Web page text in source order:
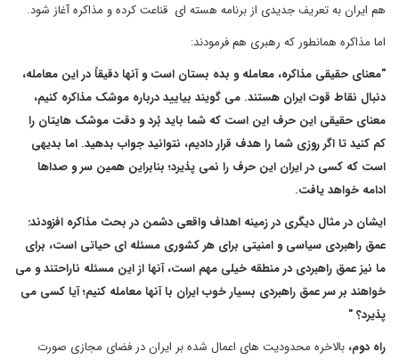
هم ایران به تعریف جدیدی از برنامه هسته ای قناعت کرده و مذاکره آغاز شود.
اما مذاکره همانطور که رهبری هم فرمودند:
"معنای حقیقی مذاکره، معامله و بده بستان است و آنها دقیقاً در این معامله،
دنبال نقاط قوت ایران هستند. می گویند بیایید درباره موشک مذاکره کنیم،
معنای حقیقی این حرف این است که شما باید بُرد و دقت موشک هایتان را
کم کنید تا اگر روزی شما را هدف قرار دادیم، نتوانید جواب بدهید. اما بدیهی
است که کسی در ایران این حرف را نمی پذیرد؛ بنابراین همین سر و صداها
ادامه خواهد یافت.
ایشان در مثال دیگری در زمینه اهداف واقعی دشمن در بحث مذاکره افزودند:
عمق راهبردی سیاسی و امنیتی برای هر کشوری مسئله ای حیاتی است، برای
ما نیز عمق راهبردی در منطقه خیلی مهم است، آنها از این مسئله ناراحتند و می
خواهند بر سر عمق راهبردی بسیار خوب ایران با آنها معامله کنیم؛ آیا کسی می
پذیرد؟ "
راه دوم، بالاخره محدودیت های اعمال شده بر ایران در فضای مجازی صورت